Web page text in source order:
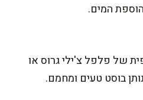
המים.
של פלפל צ'ילי גרוס או
בוסט טעים ומחמם.